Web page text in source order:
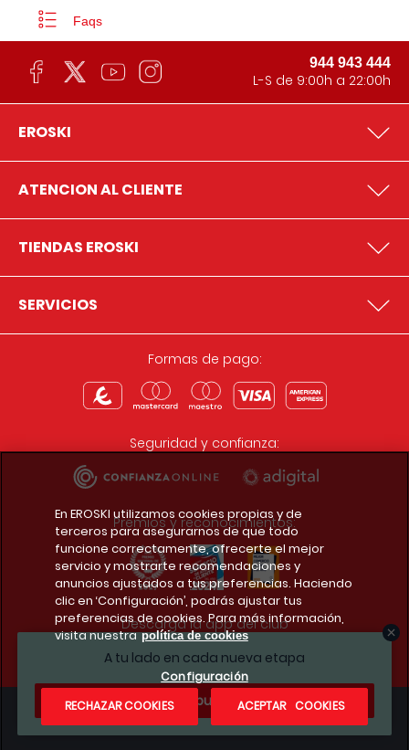
A tu lado en cada nueva etapa
¿Te apuntas?
Faqs
944 943 444
L-S de 9:00h a 22:00h
EROSKI
ATENCION AL CLIENTE
TIENDAS EROSKI
SERVICIOS
Formas de pago:
Seguridad y confianza:
Premios y reconocimientos:
Descarga la app del club
Condiciones legales
En EROSKI utilizamos cookies propias y de
terceros para asegurarnos de que todo
funcione correctamente, ofrecerte el mejor
servicio y mostrarte recomendaciones y
anuncios ajustados a tus preferencias. Haciendo
clic en ‘Configuración’, podrás ajustar tus
preferencias de cookies. Para más información,
visita nuestra política de cookies
Configuración
RECHAZAR COOKIES
ACEPTAR COOKIES